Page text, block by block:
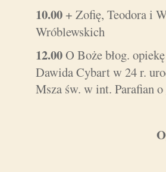
10.00+ Zofię, Teodora i
Wróblewskich
12.00O Boże błog.
Dawida Cybart w 24 r.
Msza św. w int. Parafian